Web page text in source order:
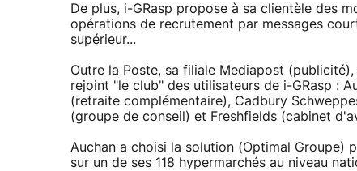
De plus, i-GRasp propose à sa clientèle des
opérations de recrutement par messages
supérieur...
Outre la Poste, sa filiale Mediapost
rejoint "le club" des utilisateurs de i-GRasp :
(retraite complémentaire), Cadbury
(groupe de conseil) et Freshfields (cabinet
Auchan a choisi la solution (Optimal Groupe)
sur un de ses 118 hypermarchés au niveau